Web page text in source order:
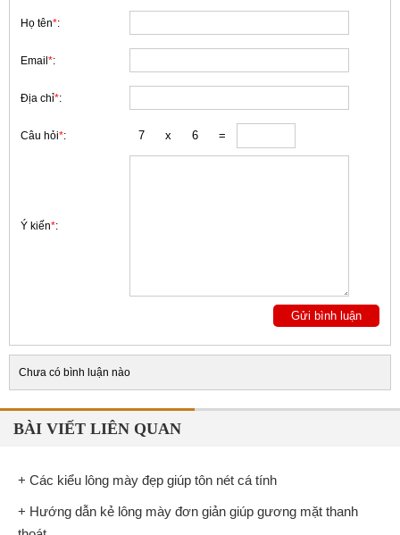
Họ tên*:
Email*:
Địa chỉ*:
Câu hỏi*:
Ý kiến*:
Chưa có bình luận nào
BÀI VIẾT LIÊN QUAN
+ Các kiểu lông mày đẹp giúp tôn nét cá tính
+ Hướng dẫn kẻ lông mày đơn giản giúp gương mặt thanh